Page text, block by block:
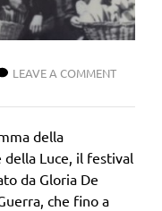
LEAVE A COMMENT
della
Luce, il festival
da Gloria De
che fino a